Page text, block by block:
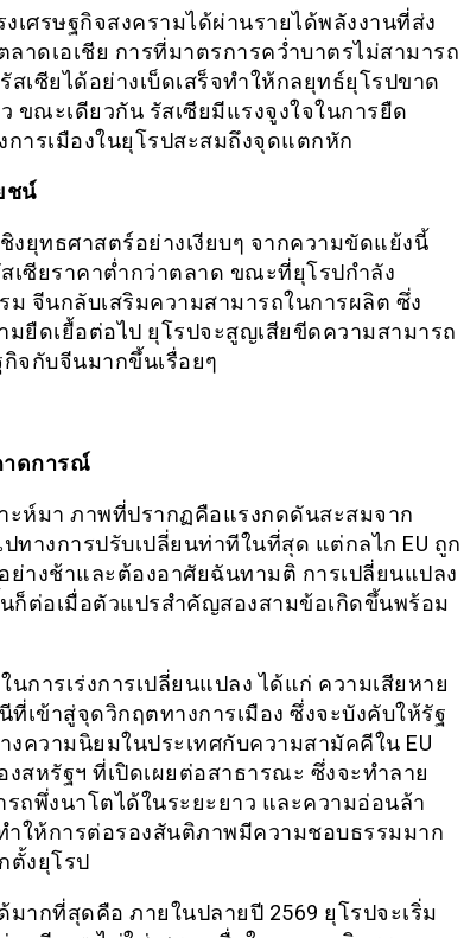
เศรษฐกิจสงครามได้ผ่านรายได้พลังงานที่ส่ง
าดเอเชีย การที่มาตรการคว่ำบาตรไม่สามารถ
เซียได้อย่างเบ็ดเสร็จทำให้กลยุทธ์ยุโรปขาด
ขณะเดียวกัน รัสเซียมีแรงจูงใจในการยืด
ารเมืองในยุโรปสะสมถึงจุดแตกหัก
ชน์
งยุทธศาสตร์อย่างเงียบๆ จากความขัดแย้งนี้
เซียราคาต่ำกว่าตลาด ขณะที่ยุโรปกำลัง
จีนกลับเสริมความสามารถในการผลิต ซึ่ง
มยืดเยื้อต่อไป ยุโรปจะสูญเสียขีดความสามารถ
จกับจีนมากขึ้นเรื่อยๆ
าดการณ์
ะห์มา ภาพที่ปรากฏคือแรงกดดันสะสมจาก
ทางการปรับเปลี่ยนท่าทีในที่สุด แต่กลไก EU ถูก
ย่างช้าและต้องอาศัยฉันทามติ การเปลี่ยนแปลง
ก็ต่อเมื่อตัวแปรสำคัญสองสามข้อเกิดขึ้นพร้อม
การเร่งการเปลี่ยนแปลง ได้แก่ ความเสียหาย
ที่เข้าสู่จุดวิกฤตทางการเมือง ซึ่งจะบังคับให้รัฐ
งความนิยมในประเทศกับความสามัคคีใน EU
สหรัฐฯ ที่เปิดเผยต่อสาธารณะ ซึ่งจะทำลาย
ถพึ่งนาโตได้ในระยะยาว และความอ่อนล้า
ำให้การต่อรองสันติภาพมีความชอบธรรมมาก
ตั้งยุโรป
ากที่สุดคือ ภายในปลายปี 2569 ยุโรปจะเริ่ม